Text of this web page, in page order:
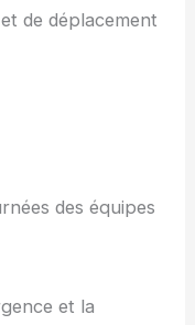
de déplacement
des équipes
et la